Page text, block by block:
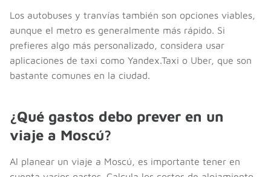
Los autobuses y tranvías también son opciones viables,
aunque el metro es generalmente más rápido. Si
prefieres algo más personalizado, considera usar
aplicaciones de taxi como Yandex.Taxi o Uber, que son
bastante comunes en la ciudad.
¿Qué gastos debo prever en un
viaje a Moscú?
Al planear un viaje a Moscú, es importante tener en